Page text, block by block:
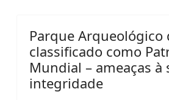
Parque Arqueológico
classificado como
Mundial – ameaças à
integridade